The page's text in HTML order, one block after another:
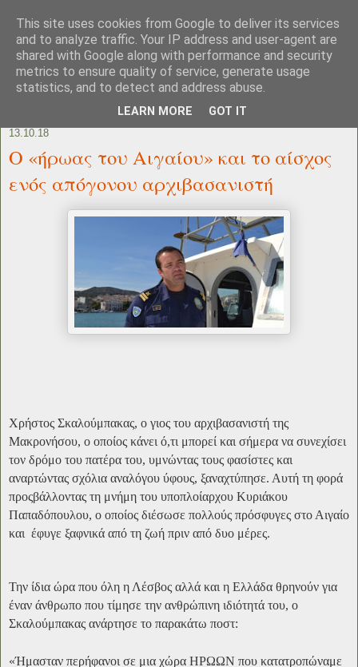
13.10.18
Ο «ήρωας του Αιγαίου» και το αίσχος
ενός απόγονου αρχιβασανιστή
Χρήστος Σκαλούμπακας, ο γιος του αρχιβασανιστή της
Μακρονήσου, ο οποίος κάνει ό,τι μπορεί και σήμερα να συνεχίσει
τον δρόμο του πατέρα του, υμνώντας τους φασίστες και
αναρτώντας σχόλια αναλόγου ύφους, ξαναχτύπησε. Αυτή τη φορά
προςβάλλοντας τη μνήμη του υποπλοίαρχου Κυριάκου
Παπαδόπουλου, ο οποίος διέσωσε πολλούς πρόσφυγες στο Αιγαίο
και έφυγε ξαφνικά από τη ζωή πριν από δυο μέρες.
Την ίδια ώρα που όλη η Λέσβος αλλά και η Ελλάδα θρηνούν για
έναν άνθρωπο που τίμησε την ανθρώπινη ιδιότητά του, ο
Σκαλούμπακας ανάρτησε το παρακάτω ποστ:
«Ήμασταν περήφανοι σε μια χώρα ΗΡΩΩΝ που κατατροπώναμε
This site uses cookies from Google to deliver its services
and to analyze traffic. Your IP address and user-agent are
shared with Google along with performance and security
metrics to ensure quality of service, generate usage
statistics, and to detect and address abuse.
LEARN MORE GOT IT